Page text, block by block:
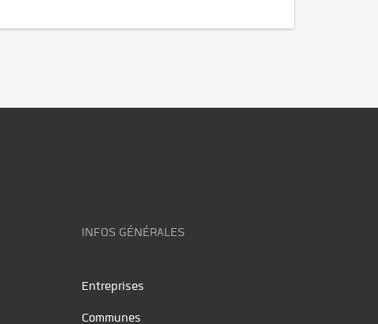
INFOS GÉNÉRALES
Entreprises
Communes